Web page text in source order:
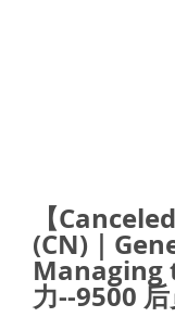
【
(CN)｜
Managing
力--9500